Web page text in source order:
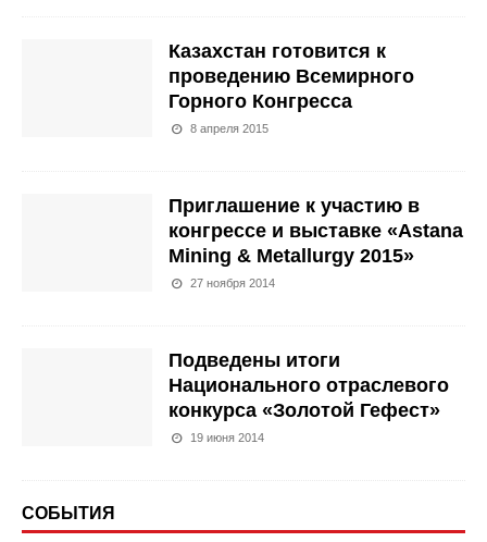
Казахстан готовится к
проведению Всемирного
Горного Конгресса
8 апреля 2015
Приглашение к участию в
конгрессе и выставке «Astana
Mining & Metallurgy 2015»
27 ноября 2014
Подведены итоги
Национального отраслевого
конкурса «Золотой Гефест»
19 июня 2014
СОБЫТИЯ